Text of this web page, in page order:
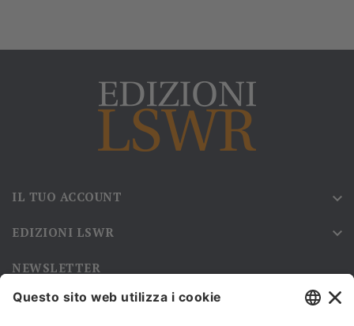
IL TUO ACCOUNT 
EDIZIONI LSWR 
NEWSLETTER
Iscriviti alla nostra newsletter e rimani sempre aggiornato sulle